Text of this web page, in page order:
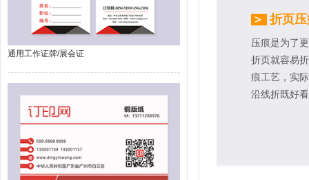
通用工作证牌/展会证
> 折页
压痕是为了
折页就容易
痕工艺，实
沿线折既好